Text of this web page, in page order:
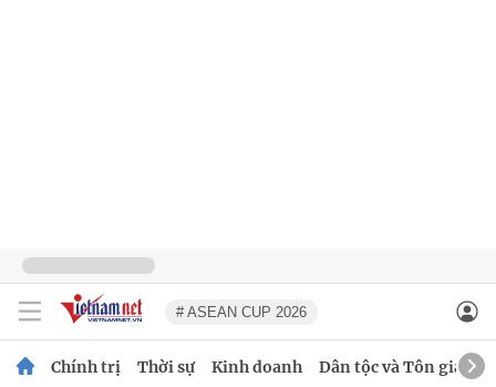
# ASEAN CUP 2026
Chính trị Thời sự Kinh doanh Dân tộc và Tôn giáo